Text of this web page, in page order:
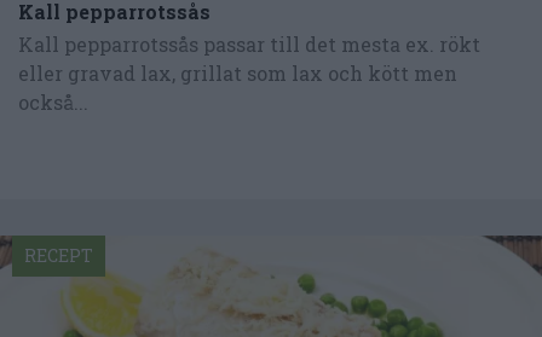
Kall pepparrotssås
Kall pepparrotssås passar till det mesta ex. rökt
eller gravad lax, grillat som lax och kött men
också...
RECEPT